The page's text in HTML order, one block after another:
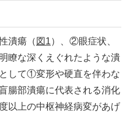
潰瘍（ 図1）、②眼症状、
瞭な深くえぐれたような潰
して①変形や硬直を伴わな
腸部潰瘍に代表される消化
上の中枢神経病変があげ